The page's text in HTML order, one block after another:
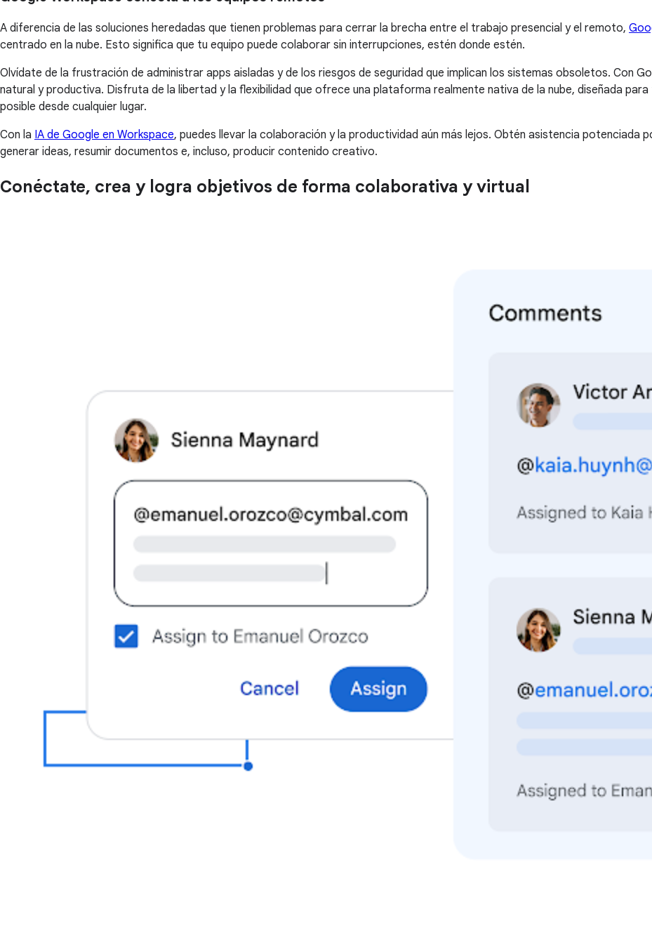
A diferencia de las soluciones heredadas que tienen problemas para cerrar la brecha entre el trabajo presencial y el remoto,
centrado en la nube. Esto significa que tu equipo puede colaborar sin interrupciones, estén donde estén.
Olvídate de la frustración de administrar apps aisladas y de los riesgos de seguridad que implican los sistemas obsoletos. Con
natural y productiva. Disfruta de la libertad y la flexibilidad que ofrece una plataforma realmente nativa de la nube, diseñada
posible desde cualquier lugar.
Con la IA de Google en Workspace, puedes llevar la colaboración y la productividad aún más lejos. Obtén asistencia potenciada
generar ideas, resumir documentos e, incluso, producir contenido creativo.
Conéctate, crea y logra objetivos de forma colaborativa y virtual